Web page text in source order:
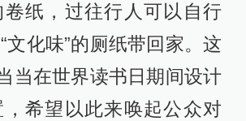
纸，过往行人可以自行
文化味”的厕纸带回家。这
当在世界读书日期间设计
希望以此来唤起公众对